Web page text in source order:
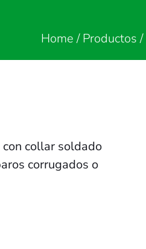
Home/Productos/
collar soldado
corrugados o